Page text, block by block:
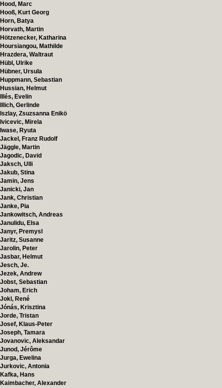
Hood, Marc
Hooß, Kurt Georg
Horn, Batya
Horvath, Martin
Hötzenecker, Katharina
Hoursiangou, Mathilde
Hrazdera, Waltraut
Hübl, Ulrike
Hübner, Ursula
Huppmann, Sebastian
Hussian, Helmut
Illés, Evelin
Illich, Gerlinde
Iszlay, Zsuzsanna Enikö
Ivicevic, Mirela
Iwase, Ryuta
Jackel, Franz Rudolf
Jäggle, Martin
Jagodic, David
Jaksch, Ulli
Jakub, Stina
Jamin, Jens
Janicki, Jan
Jank, Christian
Janke, Pia
Jankowitsch, Andreas
Janulidu, Elsa
Janyr, Premysl
Jaritz, Susanne
Jarolin, Peter
Jasbar, Helmut
Jesch, Je.
Jezek, Andrew
Jobst, Sebastian
Joham, Erich
Jokl, René
Jónás, Krisztina
Jorde, Tristan
Josef, Klaus-Peter
Joseph, Tamara
Jovanovic, Aleksandar
Junod, Jérôme
Jurga, Ewelina
Jurkovic, Antonia
Kafka, Hans
Kaimbacher, Alexander